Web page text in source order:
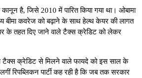
है, जिसे 2010 में पारित किया गया था। ओबामा
बीमा कवरेज को बढ़ाने के साथ हेल्थ केयर की लागत
के तहत दिए जाने वाले टैक्स क्रेडिट को लेकर
टैक्स क्रेडिट से मिलने वाले फायदे को इस साल के
रिपब्लिकन पार्टी कह रही है कि जब तक सरकार